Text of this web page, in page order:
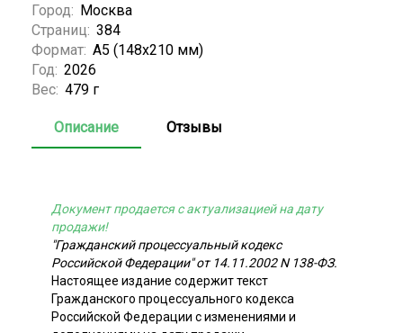
Город: Москва
Страниц: 384
Формат: А5 (148x210 мм)
Год: 2026
Вес: 479 г
Описание Отзывы
Документ продается с актуализацией на дату
продажи!
"Гражданский процессуальный кодекс
Российской Федерации" от 14.11.2002 N 138-ФЗ.
Настоящее издание содержит текст
Гражданского процессуального кодекса
Российской Федерации с изменениями и